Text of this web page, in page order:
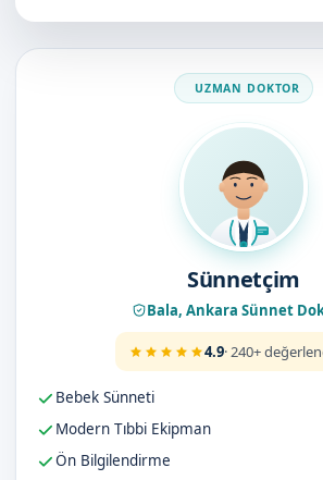
Doktorumuz
Sünnetçim
Bala, Ankara Sünnet
4.9· 240+
Bebek Sünneti
Modern Tıbbi Ekipman
Ön Bilgilendirme